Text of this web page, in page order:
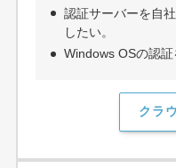
認証サーバーを自
したい。
Windows OSの認証
クラ